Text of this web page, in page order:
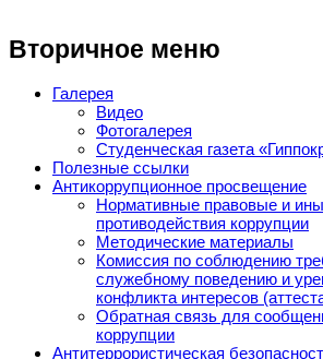
Вторичное меню
Галерея
Видео
Фотогалерея
Студенческая газета
Полезные ссылки
Антикоррупционное просвещение
Нормативные правовые и
противодействия коррупции
Методические материалы
Комиссия по соблюдению
служебному поведению и
конфликта интересов
Обратная связь для
коррупции
Антитеррористическая